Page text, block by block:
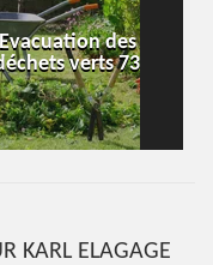
des
verts 73
KARL ELAGAGE